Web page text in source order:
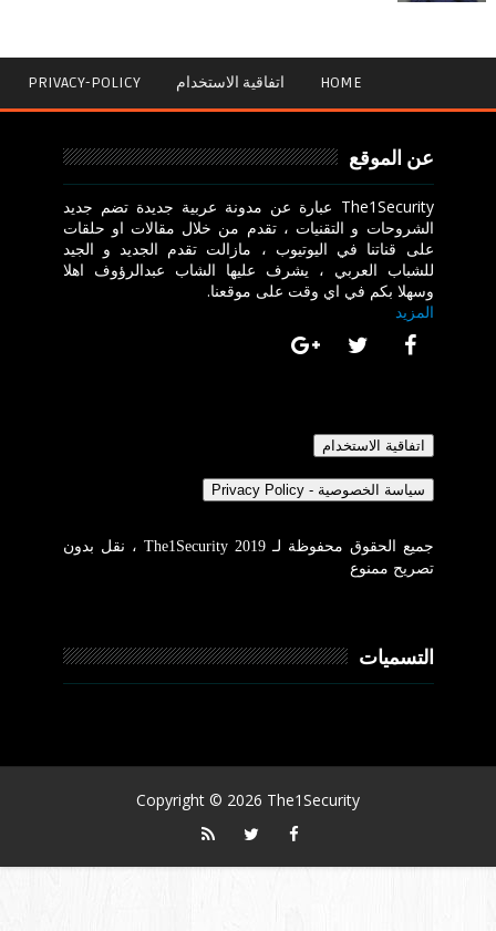
HOME اتفاقية الاستخدام PRIVACY-POLICY
عن الموقع
The1Security عبارة عن مدونة عربية جديدة تضم جديد
الشروحات و التقنيات ، تقدم من خلال مقالات او حلقات
على قناتنا في اليوتيوب ، مازالت تقدم الجديد و الجيد
للشباب العربي ، يشرف عليها الشاب عبدالرؤوف اهلا
وسهلا بكم في اي وقت على موقعنا.
المزيد
جميع الحقوق محفوظة لـ The1Security 2019 ، نقل بدون
تصريح ممنوع
التسميات
Copyright © 2026 The1Security